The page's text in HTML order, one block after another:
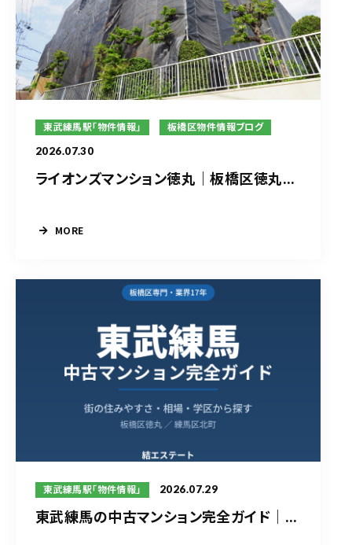
東武練馬駅「物件情報」 板橋区物件情報ブログ
2026.07.30
ライオンズマンション徳丸｜板橋区徳丸...
MORE
東武練馬駅「物件情報」 2026.07.29
東武練馬の中古マンション完全ガイド｜...